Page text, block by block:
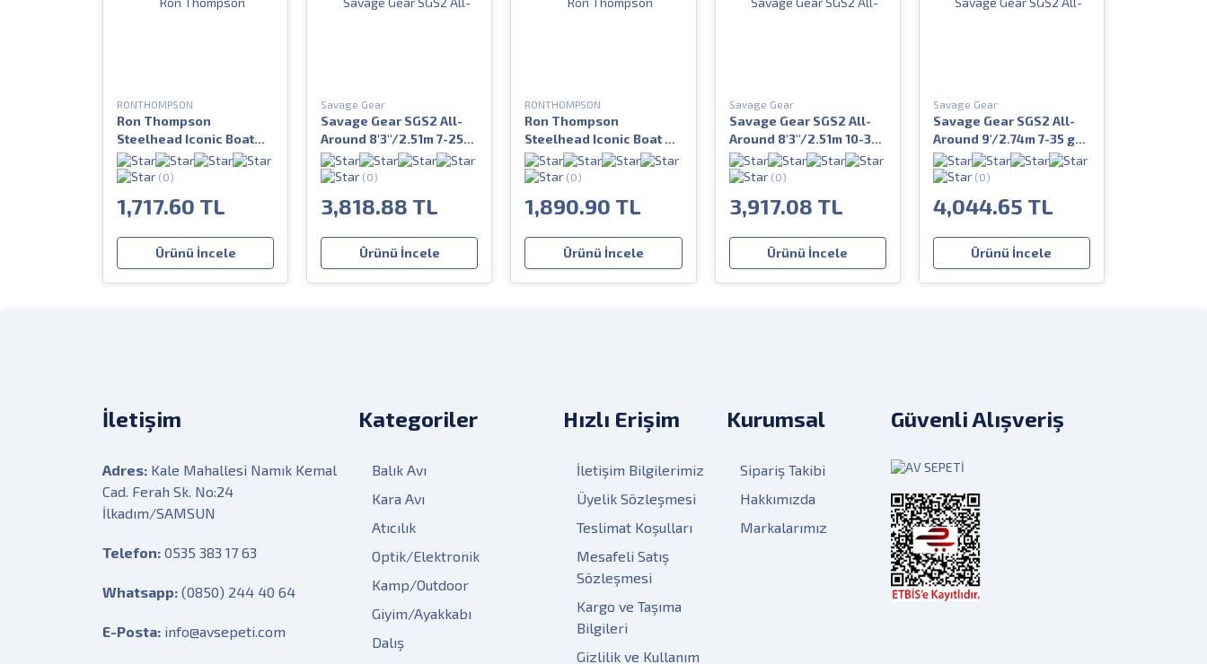
RONTHOMPSON
Ron Thompson
Steelhead Iconic Boat
5'2 155 cm 20-30 lbs 3
Parça Bot Kamışı
(0)
1,717.60 TL
Ürünü İncele
Savage Gear
Savage Gear SGS2 All-
Around 8'3''/2.51m 7-25
gr 2 Parça
(0)
3,818.88 TL
Ürünü İncele
RONTHOMPSON
Ron Thompson
Steelhead Iconic Boat 6'1
183 cm 20-30 lbs 3 Parça
Bot Kamışı
(0)
1,890.90 TL
Ürünü İncele
Savage Gear
Savage Gear SGS2 All-
Around 8'3''/2.51m 10-35
gr 2 Parça
(0)
3,917.08 TL
Ürünü İncele
Savage Gear
Savage Gear SGS2 All-
Around 9'/2.74m 7-35 gr
2 Parça
(0)
4,044.65 TL
Ürünü İncele
İletişim
Adres: Kale Mahallesi Namık Kemal
Cad. Ferah Sk. No:24
İlkadım/SAMSUN
Telefon: 0535 383 17 63
Whatsapp: (0850) 244 40 64
E-Posta: info@avsepeti.com
Kategoriler
Balık Avı
Kara Avı
Atıcılık
Optik/Elektronik
Kamp/Outdoor
Giyim/Ayakkabı
Dalış
Hızlı Erişim
İletişim Bilgilerimiz
Üyelik Sözleşmesi
Teslimat Koşulları
Mesafeli Satış
Sözleşmesi
Kargo ve Taşıma
Bilgileri
Gizlilik ve Kullanım
Kurumsal
Sipariş Takibi
Hakkımızda
Markalarımız
Güvenli Alışveriş